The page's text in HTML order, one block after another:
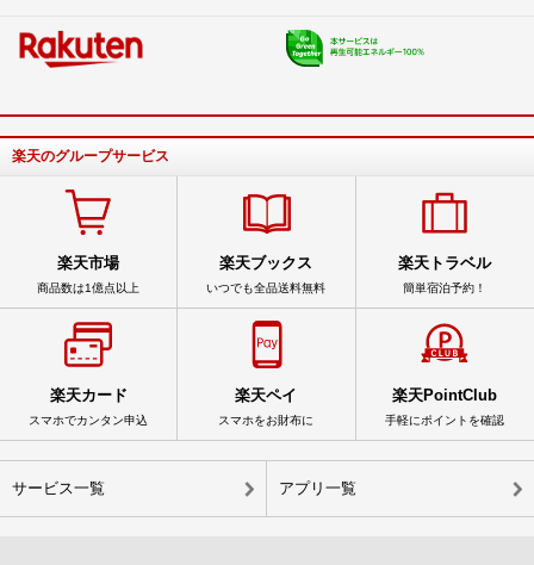
楽天のグループサービス
楽天市場
商品数は1億点以上
楽天ブックス
いつでも全品送料無料
楽天トラベル
簡単宿泊予約！
楽天カード
スマホでカンタン申込
楽天ペイ
スマホをお財布に
楽天PointClub
手軽にポイントを確認
サービス一覧 アプリ一覧